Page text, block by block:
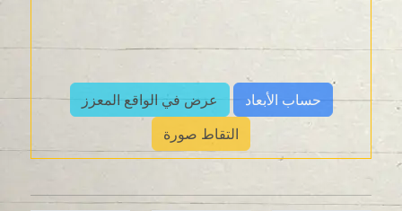
حساب الأبعاد
عرض في الواقع المعزز
التقاط صورة